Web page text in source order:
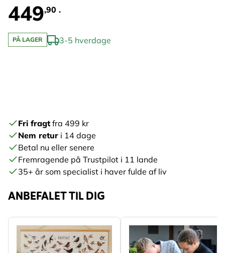
449,90 .
PÅ LAGER 3-5 hverdage
Fri fragtfra 499 kr
Nem retur i 14 dage
Betal nu eller senere
Fremragende på Trustpilot i 11 lande
35+ år som specialist i haver fulde af liv
ANBEFALET TIL DIG